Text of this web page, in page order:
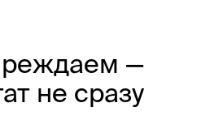
—
не сразу